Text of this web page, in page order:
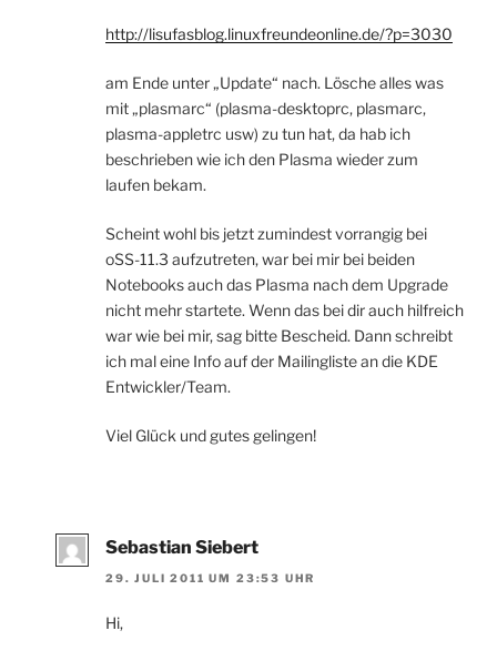
http://lisufasblog.linuxfreundeonline.de/?p=3030
am Ende unter „Update“ nach. Lösche alles was
mit „plasmarc“ (plasma-desktoprc, plasmarc,
plasma-appletrc usw) zu tun hat, da hab ich
beschrieben wie ich den Plasma wieder zum
laufen bekam.
Scheint wohl bis jetzt zumindest vorrangig bei
oSS-11.3 aufzutreten, war bei mir bei beiden
Notebooks auch das Plasma nach dem Upgrade
nicht mehr startete. Wenn das bei dir auch hilfreich
war wie bei mir, sag bitte Bescheid. Dann schreibt
ich mal eine Info auf der Mailingliste an die KDE
Entwickler/Team.
Viel Glück und gutes gelingen!
Sebastian Siebert
29. JULI 2011 UM 23:53 UHR
Hi,